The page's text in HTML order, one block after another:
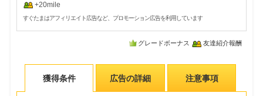
+20mile
すぐたまはアフィリエイト広告など、プロモーション広告を利用しています
グレードボーナス 友達紹介報酬
獲得条件 広告の詳細 注意事項